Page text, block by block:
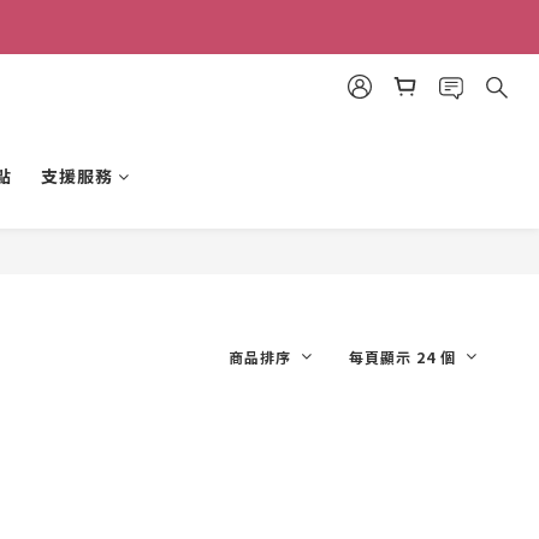
支援服務
商品排序 每頁顯示 24 個